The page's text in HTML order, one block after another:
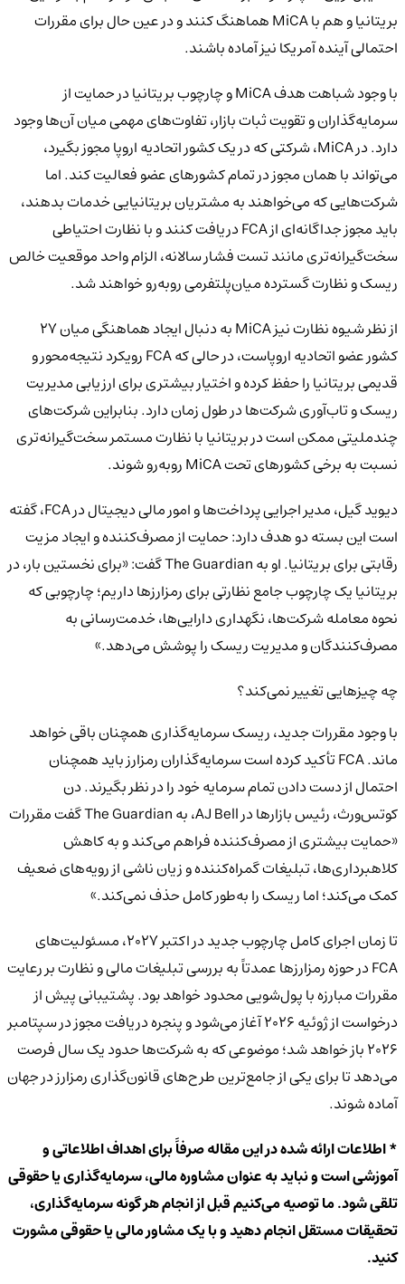
بریتانیا و هم با MiCA هماهنگ کنند و در عین حال برای مقررات
احتمالی آینده آمریکا نیز آماده باشند.
با وجود شباهت هدف MiCA و چارچوب بریتانیا در حمایت از
سرمایه‌گذاران و تقویت ثبات بازار، تفاوت‌های مهمی میان آن‌ها وجود
دارد. در MiCA، شرکتی که در یک کشور اتحادیه اروپا مجوز بگیرد،
می‌تواند با همان مجوز در تمام کشورهای عضو فعالیت کند. اما
شرکت‌هایی که می‌خواهند به مشتریان بریتانیایی خدمات بدهند،
باید مجوز جداگانه‌ای از FCA دریافت کنند و با نظارت احتیاطی
سخت‌گیرانه‌تری مانند تست فشار سالانه، الزام واحد موقعیت خالص
ریسک و نظارت گسترده میان‌پلتفرمی روبه‌رو خواهند شد.
از نظر شیوه نظارت نیز MiCA به دنبال ایجاد هماهنگی میان ۲۷
کشور عضو اتحادیه اروپاست، در حالی که FCA رویکرد نتیجه‌محور و
قدیمی بریتانیا را حفظ کرده و اختیار بیشتری برای ارزیابی مدیریت
ریسک و تاب‌آوری شرکت‌ها در طول زمان دارد. بنابراین شرکت‌های
چندملیتی ممکن است در بریتانیا با نظارت مستمر سخت‌گیرانه‌تری
نسبت به برخی کشورهای تحت MiCA روبه‌رو شوند.
دیوید گیل، مدیر اجرایی پرداخت‌ها و امور مالی دیجیتال در FCA، گفته
است این بسته دو هدف دارد: حمایت از مصرف‌کننده و ایجاد مزیت
رقابتی برای بریتانیا. او به The Guardian گفت: «برای نخستین بار، در
بریتانیا یک چارچوب جامع نظارتی برای رمزارزها داریم؛ چارچوبی که
نحوه معامله شرکت‌ها، نگهداری دارایی‌ها، خدمت‌رسانی به
مصرف‌کنندگان و مدیریت ریسک را پوشش می‌دهد.»
چه چیزهایی تغییر نمی‌کند؟
با وجود مقررات جدید، ریسک سرمایه‌گذاری همچنان باقی خواهد
ماند. FCA تأکید کرده است سرمایه‌گذاران رمزارز باید همچنان
احتمال از دست دادن تمام سرمایه خود را در نظر بگیرند. دن
کوتس‌ورث، رئیس بازارها در AJ Bell، به The Guardian گفت مقررات
«حمایت بیشتری از مصرف‌کننده فراهم می‌کند و به کاهش
کلاهبرداری‌ها، تبلیغات گمراه‌کننده و زیان ناشی از رویه‌های ضعیف
کمک می‌کند؛ اما ریسک را به‌طور کامل حذف نمی‌کند.»
تا زمان اجرای کامل چارچوب جدید در اکتبر ۲۰۲۷، مسئولیت‌های
FCA در حوزه رمزارزها عمدتاً به بررسی تبلیغات مالی و نظارت بر رعایت
مقررات مبارزه با پول‌شویی محدود خواهد بود. پشتیبانی پیش از
درخواست از ژوئیه ۲۰۲۶ آغاز می‌شود و پنجره دریافت مجوز در سپتامبر
۲۰۲۶ باز خواهد شد؛ موضوعی که به شرکت‌ها حدود یک سال فرصت
می‌دهد تا برای یکی از جامع‌ترین طرح‌های قانون‌گذاری رمزارز در جهان
آماده شوند.
* اطلاعات ارائه شده در این مقاله صرفاً برای اهداف اطلاعاتی و
آموزشی است و نباید به عنوان مشاوره مالی، سرمایه‌گذاری یا حقوقی
تلقی شود. ما توصیه می‌کنیم قبل از انجام هر گونه سرمایه‌گذاری،
تحقیقات مستقل انجام دهید و با یک مشاور مالی یا حقوقی مشورت
کنید.